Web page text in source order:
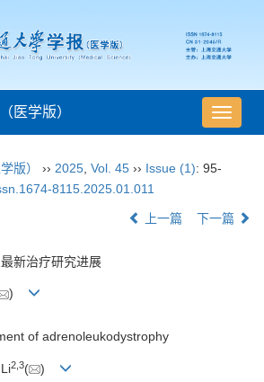
导
航
医学版）
版） ›› 2025 Vol. 45 ›› Issue (1): 95-
8115.2025.01.011
上一篇 下一篇
新治疗研究进展
)
of adrenoleukodystrophy
2 3( )